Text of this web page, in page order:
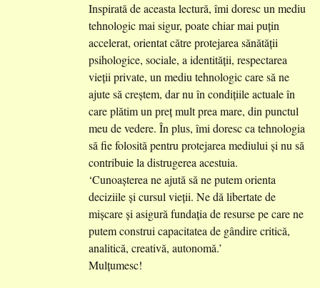
Inspirată de aceasta lectură, îmi doresc un mediu
tehnologic mai sigur, poate chiar mai puțin
accelerat, orientat către protejarea sănătății
psihologice, sociale, a identității, respectarea
vieții private, un mediu tehnologic care să ne
ajute să creștem, dar nu în condițiile actuale în
care plătim un preț mult prea mare, din punctul
meu de vedere. În plus, îmi doresc ca tehnologia
să fie folosită pentru protejarea mediului și nu să
contribuie la distrugerea acestuia.
‘Cunoașterea ne ajută să ne putem orienta
deciziile și cursul vieții. Ne dă libertate de
mișcare și asigură fundația de resurse pe care ne
putem construi capacitatea de gândire critică,
analitică, creativă, autonomă.’
Mulțumesc!